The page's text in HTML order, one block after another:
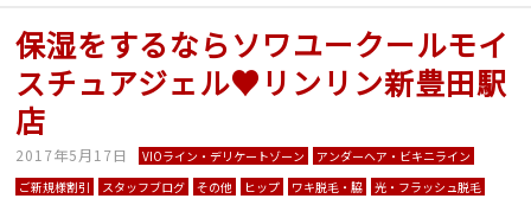
保湿をするならソワユークールモイ
スチュアジェル♥リンリン新豊田駅
店
2017年5月17日 VIOライン・デリケートゾーン
アンダーヘア・ビキニライン
ご新規様割引
スタッフブログ その他 ヒップ ワキ脱毛・脇
光・フラッシュ脱毛